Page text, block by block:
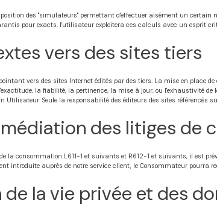
des "simulateurs" permettant d'effectuer aisément un
pour exacts, l'utilisateur exploitera ces calculs avec un esprit
vers des sites tiers
pointant vers des sites Internet édités par des tiers. La mise en
la fiabilité, la pertinence, la mise à jour, ou l'exhaustivité
Utilisateur. Seule la responsabilité des éditeurs des sites référencés
des litiges de
la consommation L611-1 et suivants et R612-1 et suivants, il est
introduite auprès de notre service client, le Consommateur pourra
la vie privée et des